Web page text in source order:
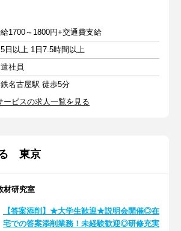
1700～1800円+交通費支給
日以上 1日7.5時間以上
社員
名古屋駅 徒歩5分
ービスの求人一覧を見る
東京
材研究室
【答案添削】★大学生歓迎★説明会開催◎在
宅での答案添削業務！未経験歓迎◎研修充実